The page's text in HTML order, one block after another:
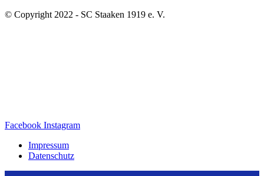
© Copyright 2022 - SC Staaken 1919 e. V.
Facebook Instagram
Impressum
Datenschutz